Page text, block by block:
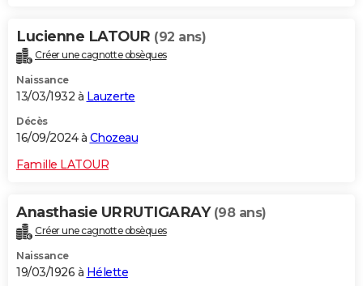
Lucienne LATOUR (92 ans)
Créer une cagnotte obsèques
Naissance
13/03/1932 à Lauzerte
Décès
16/09/2024 à Chozeau
Famille LATOUR
Anasthasie URRUTIGARAY (98 ans)
Créer une cagnotte obsèques
Naissance
19/03/1926 à Hélette